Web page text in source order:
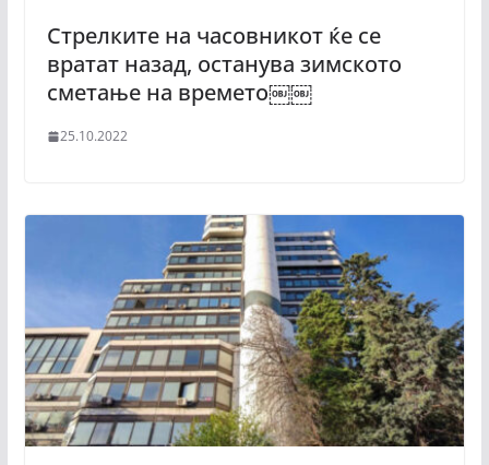
Стрелките на часовникот ќе се
вратат назад, останува зимското
сметање на времето￼￼
25.10.2022